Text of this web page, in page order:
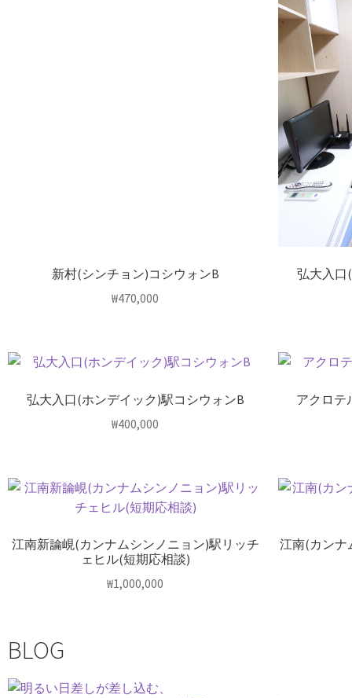
新村(シンチョン)コシウォンB
₩470,000
弘大入口
弘大入口(ホンデイック)駅コシウォンB
₩400,000
アクロテ
江南新論峴(カンナムシンノニョン)駅リッチ
ェヒル(短期応相談)
₩1,000,000
江南(カンナ
BLOG